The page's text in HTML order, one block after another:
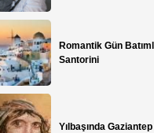
Romantik Gün
Santorini
​Yılbaşında